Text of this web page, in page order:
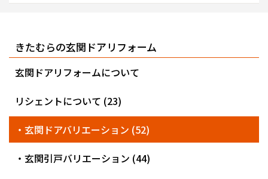
きたむらの玄関ドアリフォーム
玄関ドアリフォームについて
リシェントについて (23)
・玄関ドアバリエーション (52)
・玄関引戸バリエーション (44)